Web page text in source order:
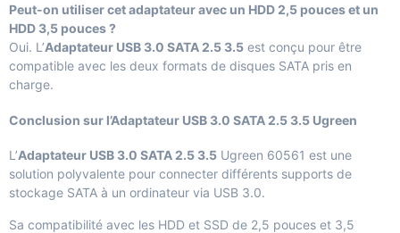
Peut-on utiliser cet adaptateur avec un HDD 2,5 pouces et un
HDD 3,5 pouces ?
Oui. L’Adaptateur USB 3.0 SATA 2.5 3.5 est conçu pour être
compatible avec les deux formats de disques SATA pris en
charge.
Conclusion sur l’Adaptateur USB 3.0 SATA 2.5 3.5 Ugreen
L’Adaptateur USB 3.0 SATA 2.5 3.5 Ugreen 60561 est une
solution polyvalente pour connecter différents supports de
stockage SATA à un ordinateur via USB 3.0.
Sa compatibilité avec les HDD et SSD de 2,5 pouces et 3,5